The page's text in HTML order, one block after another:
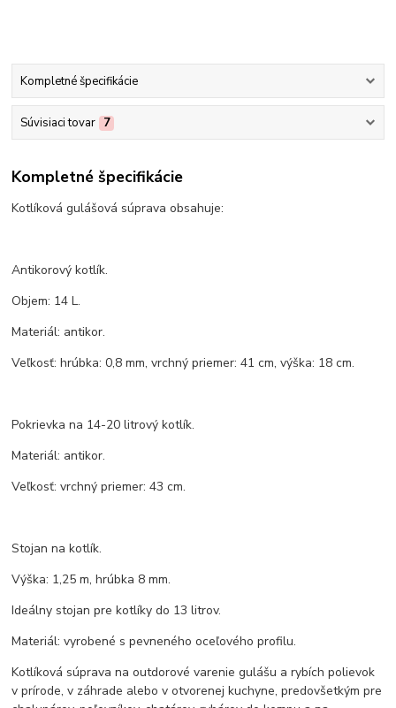
Kompletné špecifikácie
Súvisiaci tovar 7
Kompletné špecifikácie
Kotlíková gulášová súprava obsahuje:
Antikorový kotlík.
Objem: 14 L.
Materiál: antikor.
Veľkosť: hrúbka: 0,8 mm, vrchný priemer: 41 cm, výška: 18 cm.
Pokrievka na 14-20 litrový kotlík.
Materiál: antikor.
Veľkosť: vrchný priemer: 43 cm.
Stojan na kotlík.
Výška: 1,25 m, hrúbka 8 mm.
Ideálny stojan pre kotlíky do 13 litrov.
Materiál: vyrobené s pevneného oceľového profilu.
Kotlíková súprava na outdorové varenie gulášu a rybích polievok
v prírode, v záhrade alebo v otvorenej kuchyne, predovšetkým pre